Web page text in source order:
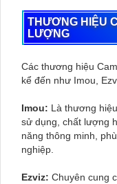
THƯƠNG HIỆU
LƯỢNG
Các thương hiệu
kể đến như Imou,
Imou: Là thương
sử dụng, chất lượng
năng thông minh,
nghiệp.
Ezviz: Chuyên cung